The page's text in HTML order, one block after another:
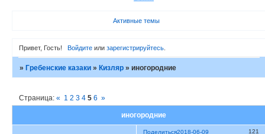
Активные темы
Привет, Гость! Войдитеили зарегистрируйтесь.
»Гребенские казаки »Кизляр »иногородние
иногородние
Страница:« 1 2 3 4 5 6 »
Поделиться 121
2018-06-09